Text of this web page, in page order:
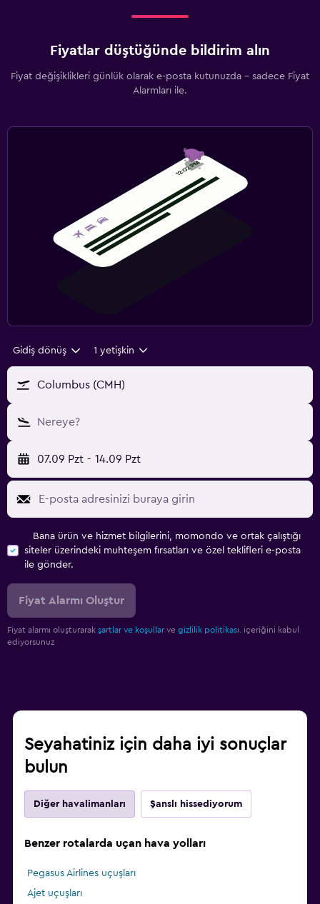
Fiyatlar düştüğünde bildirim alın
Fiyat değişiklikleri günlük olarak e-posta kutunuzda - sadece Fiyat
Alarmları ile.
Gidiş dönüş 1 yetişkin
Columbus (CMH)
Nereye?
07.09 Pzt - 14.09 Pzt
Bana ürün ve hizmet bilgilerini, momondo ve ortak çalıştığı
siteler üzerindeki muhteşem fırsatları ve özel teklifleri e-posta
ile gönder.
Fiyat Alarmı Oluştur
Fiyat alarmı oluşturarak şartlar ve koşullar ve gizlilik politikası.
içeriğini kabul
ediyorsunuz
Seyahatiniz için daha iyi sonuçlar
bulun
Diğer havalimanları Şanslı hissediyorum
Benzer rotalarda uçan hava yolları
Pegasus Airlines uçuşları
Ajet uçuşları